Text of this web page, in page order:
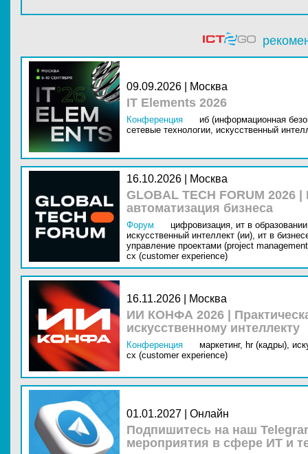
09.09.2026 | Москва
IT Elements 2026
Конференция
иб (информационная
сетевые технологии, искусственный
16.10.2026 | Москва
GLOBAL TECH FORUM
автоматизация бизнеса
Форум цифровизация, ит в
искусственный интеллект (ии), ит в
управление проектами (project
cx (customer experience)
16.11.2026 | Москва
ИИ КОНФА 2026 |
искусственному интеллекту
Конференция маркетинг, hr (кадры),
cx (customer experience)
01.01.2027 | Онлайн
Подпишитесь на наш
мероприятия в сфере ИТ и